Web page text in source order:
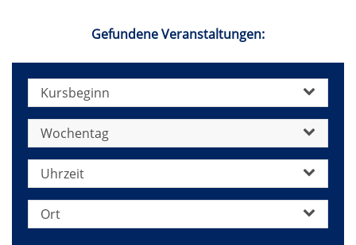
Gefundene Veranstaltungen:
Kursbeginn
Wochentag
Uhrzeit
Ort